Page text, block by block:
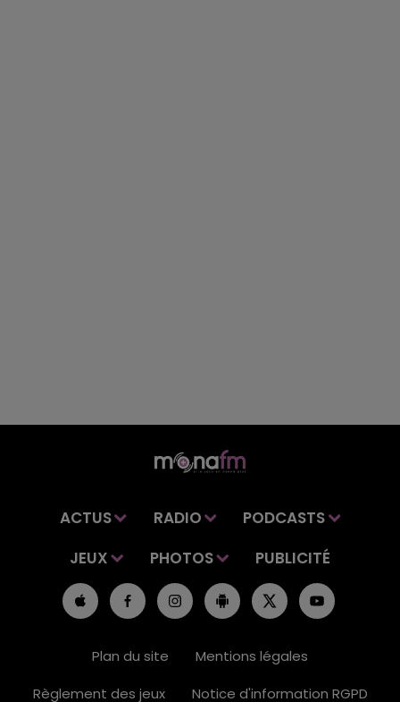
ACTUS RADIO
PODCASTS
JEUX
PHOTOS PUBLICITÉ
Plan du site
Mentions légales
Règlement des jeux
Notice d'information RGPD